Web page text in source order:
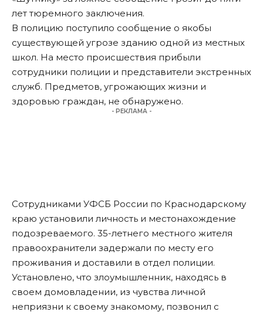
лет тюремного заключения.
В полицию поступило сообщение о якобы
существующей угрозе зданию одной из местных
школ. На место происшествия прибыли
сотрудники полиции и представители экстренных
служб. Предметов, угрожающих жизни и
здоровью граждан, не обнаружено.
- РЕКЛАМА -
Сотрудниками УФСБ России по Краснодарскому
краю установили личность и местонахождение
подозреваемого. 35-летнего местного жителя
правоохранители задержали по месту его
проживания и доставили в отдел полиции.
Установлено, что злоумышленник, находясь в
своем домовладении, из чувства личной
неприязни к своему знакомому, позвонил с